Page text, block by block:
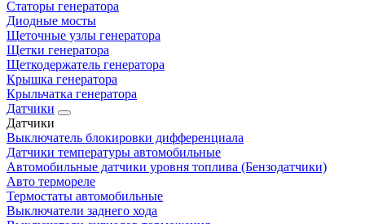
Статоры генератора
Диодные мосты
Щеточные узлы генератора
Щетки генератора
Щеткодержатель генератора
Крышка генератора
Крыльчатка генератора
Датчики
Датчики
Выключатель блокировки дифференциала
Датчики температуры автомобильные
Автомобильные датчики уровня топлива (Бензодатчики)
Авто термореле
Термостаты автомобильные
Выключатели заднего хода